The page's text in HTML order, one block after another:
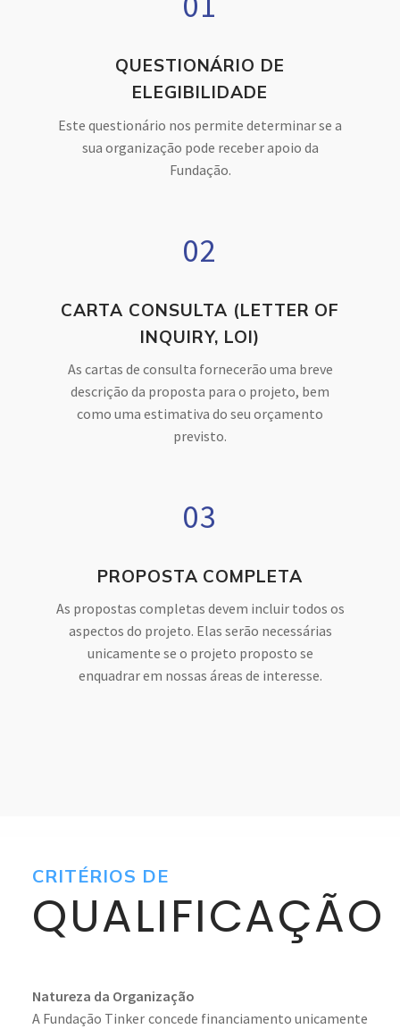
QUESTIONÁRIO DE
ELEGIBILIDADE
Este questionário nos permite determinar se a
sua organização pode receber apoio da
Fundação.
02
CARTA CONSULTA (LETTER OF
INQUIRY, LOI)
As cartas de consulta fornecerão uma breve
descrição da proposta para o projeto, bem
como uma estimativa do seu orçamento
previsto.
03
PROPOSTA COMPLETA
As propostas completas devem incluir todos os
aspectos do projeto. Elas serão necessárias
unicamente se o projeto proposto se
enquadrar em nossas áreas de interesse.
CRITÉRIOS DE
QUALIFICAÇÃO
Natureza da Organização
A Fundação Tinker concede financiamento unicamente